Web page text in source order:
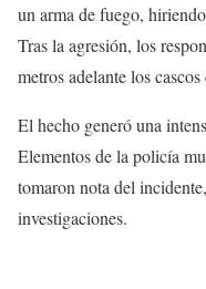
un arma de fuego,
Tras la agresión, los
metros adelante los
El hecho generó una
Elementos de la policía
tomaron nota del
investigaciones.